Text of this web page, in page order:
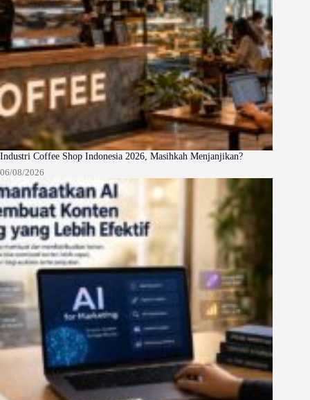
Industri Coffee Shop Indonesia 2026, Masihkah Menjanjikan?
06/08/2026